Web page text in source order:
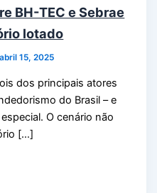
BH-TEC e Sebrae
lotado
abril 15, 2025
dos principais atores
do Brasil – e
O cenário não
[…]